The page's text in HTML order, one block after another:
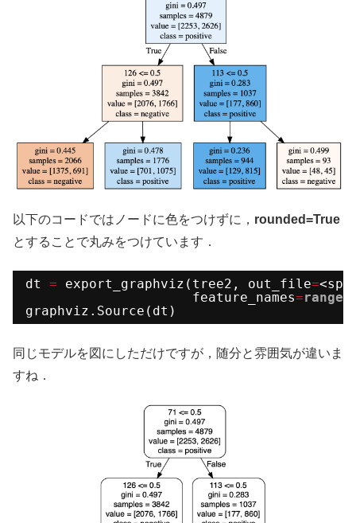
以下のコードではノードに色をつけずに， rounded=True
とすることで丸みをつけています．
dt = export_graphviz(tree2, out_file=
feature_names=range
graphviz.Source(dt)
同じモデルを図にしただけですが，随分と雰囲気が違いま
すね．